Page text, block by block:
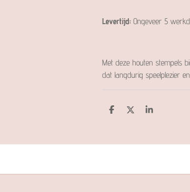
Levertijd: Ongeveer 5
Met deze houten stempels
dat langdurig speelplezier
D
n
D
S
e